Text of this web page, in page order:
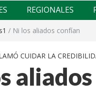
REGIONALES
/ Ni los aliados confían
CUIDAR LA